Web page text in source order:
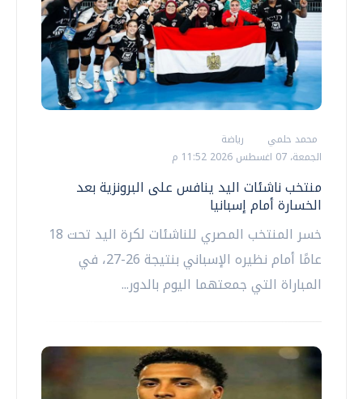
محمد حلمي
رياضة
الجمعة، 07 اغسطس 2026 11:52 م
منتخب ناشئات اليد ينافس على البرونزية بعد
الخسارة أمام إسبانيا
خسر المنتخب المصري للناشئات لكرة اليد تحت 18
عامًا أمام نظيره الإسباني بنتيجة 26-27، في
المباراة التي جمعتهما اليوم بالدور...